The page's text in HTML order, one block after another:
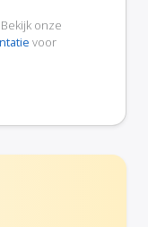
onze
voor